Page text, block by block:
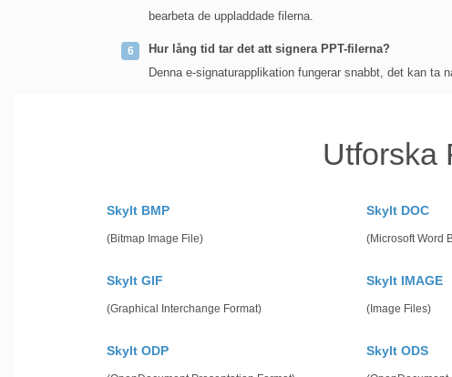
bearbeta de uppladdade filerna.
Hur lång tid tar det att signera PPT-filerna?
Denna e-signaturapplikation fungerar snabbt, det kan ta
Utforska
Skylt BMP
(Bitmap Image File)
Skylt DOC
(Microsoft Word
Skylt GIF
(Graphical Interchange Format)
Skylt IMAGE
(Image Files)
Skylt ODP Skylt ODS